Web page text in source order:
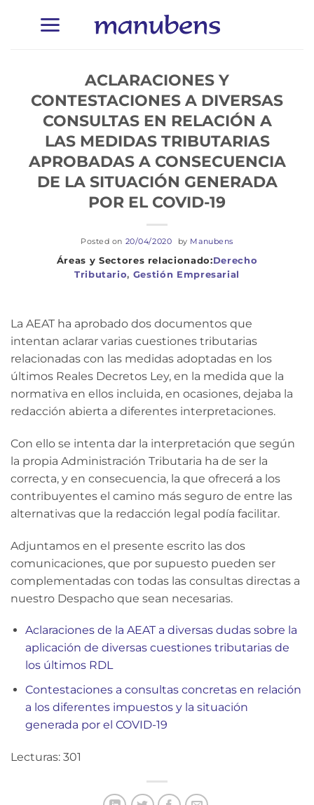
Derecho
Tributario, Gestión Empresarial
ACLARACIONES Y
CONTESTACIONES A DIVERSAS
CONSULTAS EN RELACIÓN A
LAS MEDIDAS TRIBUTARIAS
APROBADAS A CONSECUENCIA
DE LA SITUACIÓN GENERADA
POR EL COVID-19
Posted on 20/04/2020 by Manubens
La AEAT ha aprobado dos documentos que
intentan aclarar varias cuestiones tributarias
relacionadas con las medidas adoptadas en los
últimos Reales Decretos Ley, en la medida que la
normativa en ellos incluida, en ocasiones, dejaba la
redacción abierta a diferentes interpretaciones.
Con ello se intenta dar la interpretación que según
la propia Administración Tributaria ha de ser la
correcta, y en consecuencia, la que ofrecerá a los
contribuyentes el camino más seguro de entre las
alternativas que la redacción legal podía facilitar.
Adjuntamos en el presente escrito las dos
comunicaciones, que por supuesto pueden ser
complementadas con todas las consultas directas a
nuestro Despacho que sean necesarias.
Aclaraciones de la AEAT a diversas dudas sobre la
aplicación de diversas cuestiones tributarias de
los últimos RDL
Contestaciones a consultas concretas en relación
a los diferentes impuestos y la situación
generada por el COVID-19
Lecturas: 301